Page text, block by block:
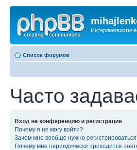
Список форумов
Часто
Вход на конференцию и регистрация
Почему я не могу войти?
Зачем мне вообще нужно
Почему мне периодически приходится